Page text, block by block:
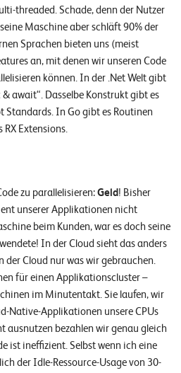
threaded. Schade, denn der Nutzer
Maschine aber schläft 90% der
Sprachen bieten uns (meist
an, mit denen wir unseren Code
können. In der .Net Welt gibt
await“. Dasselbe Konstrukt gibt es
Standards. In Go gibt es Routinen
Extensions.
zu parallelisieren:Geld! Bisher
unserer Applikationen nicht
beim Kunden, war es doch seine
In der Cloud sieht das anders
der Cloud nur was wir gebrauchen.
für einen Applikationscluster –
im Minutentakt. Sie laufen, wir
Native-Applikationen unsere CPUs
ausnutzen bezahlen wir genau gleich
ist ineffizient. Selbst wenn ich eine
der Idle-Ressource-Usage von 30-